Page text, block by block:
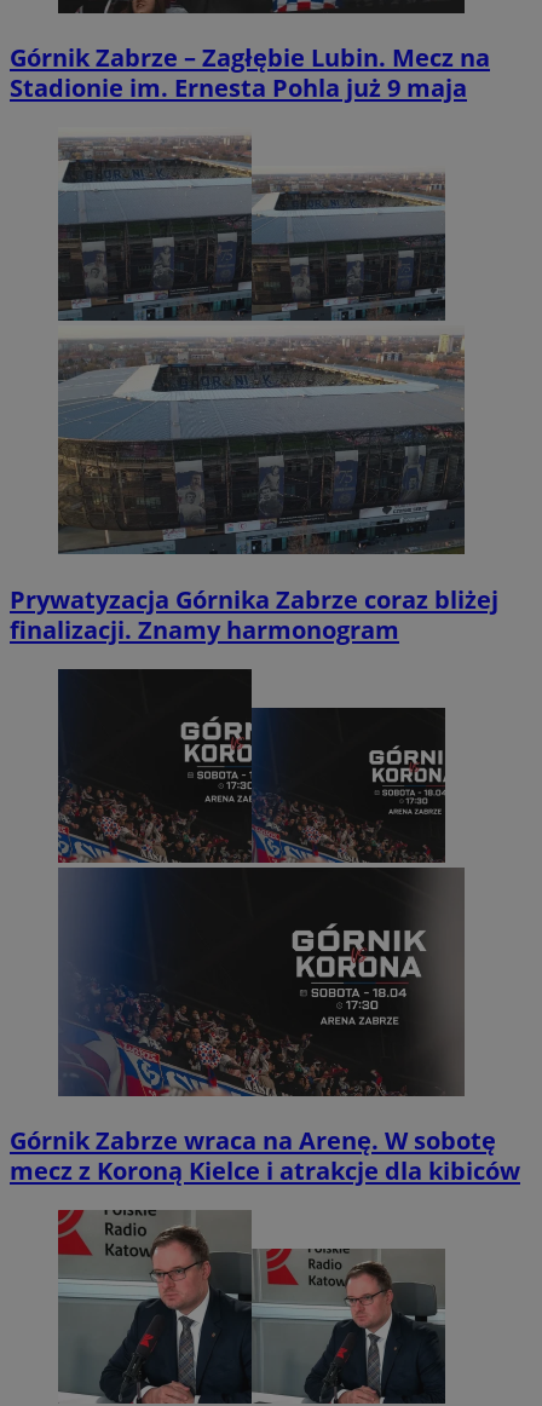
Górnik Zabrze – Zagłębie Lubin. Mecz na
Stadionie im. Ernesta Pohla już 9 maja
Prywatyzacja Górnika Zabrze coraz bliżej
finalizacji. Znamy harmonogram
Górnik Zabrze wraca na Arenę. W sobotę
mecz z Koroną Kielce i atrakcje dla kibiców